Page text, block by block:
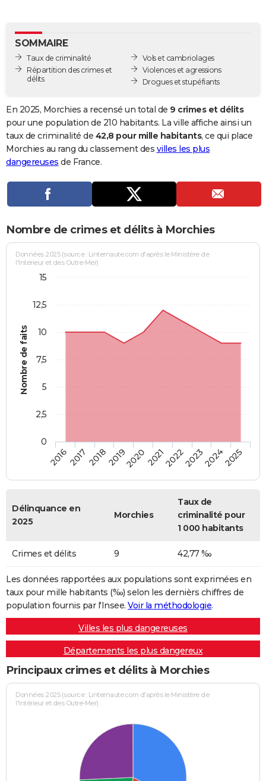
GUIDES D'ACHAT
BONS PLANS
Carte de Noël
Carte Bonne année
Carte Saint-Valentin
Carte Pâques
Carte d'anniversaire
DICTIONNAIRE
Dictionnaire
Biographies
Citations
Expressions
Proverbes
PROGRAMME TV
COPAINS D'AVANT
S'inscrire
Se connecter
Lycées
Collèges
Primaires
Universités
Entreprises
Service militaire
Avis de recherche
AVIS DE DÉCÈS
FORUM
Bricolage
Lifestyle
Culture
Sport
Auto
Television
Voyage
Cinema
SOMMAIRE
Taux de criminalité
Répartition des crimes et
délits
Vols et cambriolages
Violences et agressions
Drogues et stupéfiants
En 2025, Morchies a recensé un total de 9 crimes et délits
pour une population de 210 habitants. La ville affiche ainsi un
taux de criminalité de 42,8 pour mille habitants, ce qui place
Morchies au rang du classement des villes les plus
dangereuses de France.
Nombre de crimes et délits à Morchies
Nombre de faits
Données 2025 (source : Linternaute.com d'après le Ministère de
l'Intérieur et des Outre-Mer)
2016201720182019202020212022202320242025
0
2,5
5
7,5
10
12,5
15
Délinquance en
2025
Morchies
Taux de
criminalité pour
1 000 habitants
Crimes et délits 9 42,77 ‰
Les données rapportées aux populations sont exprimées en
taux pour mille habitants (‰) selon les dernièrs chiffres de
population fournis par l'Insee. Voir la méthodologie.
Villes les plus dangereuses
Départements les plus dangereux
Principaux crimes et délits à Morchies
Données 2025 (source : Linternaute.com d'après le Ministère de
l'Intérieur et des Outre-Mer)